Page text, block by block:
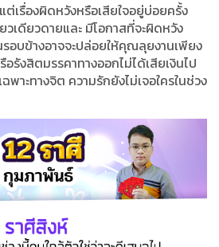
ต่เรื่องผิดหวังหรือเสียใจอยู่บ่อยครั้ง
เดียวดายและ มีโอกาสที่จะผิดหวัง
อบข้างอาจจะปล่อยให้คุณลุยงานเพียง
รังสิตมรรคาทางออกไม่ได้เสียเงินไป
าะทางจิต ความรักยังไม่เจอใครในช่วง